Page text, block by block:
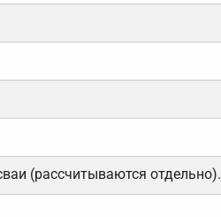
(рассчитываются отдельно).